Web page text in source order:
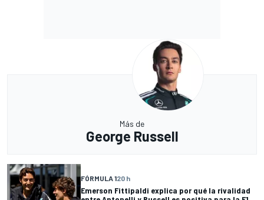
Más de
George Russell
FÓRMULA 120 h
Emerson Fittipaldi explica por qué la rivalidad